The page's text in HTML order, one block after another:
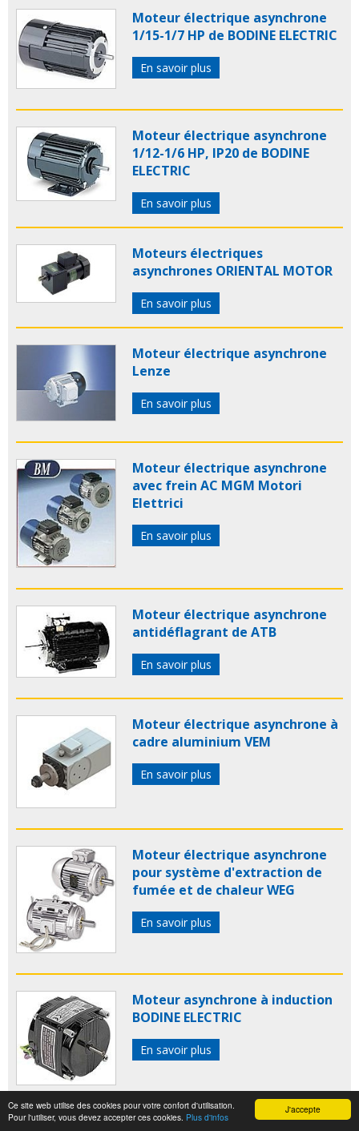
J'accepte
Ce site web utilise des cookies pour votre confort d'utilisation.
Pour l'utiliser, vous devez accepter ces cookies. Plus d'infos
Moteur électrique asynchrone
1/15-1/7 HP de BODINE ELECTRIC
En savoir plus
Moteur électrique asynchrone
1/12-1/6 HP, IP20 de BODINE
ELECTRIC
En savoir plus
Moteurs électriques
asynchrones ORIENTAL MOTOR
En savoir plus
Moteur électrique asynchrone
Lenze
En savoir plus
Moteur électrique asynchrone
avec frein AC MGM Motori
Elettrici
En savoir plus
Moteur électrique asynchrone
antidéflagrant de ATB
En savoir plus
Moteur électrique asynchrone à
cadre aluminium VEM
En savoir plus
Moteur électrique asynchrone
pour système d'extraction de
fumée et de chaleur WEG
En savoir plus
Moteur asynchrone à induction
BODINE ELECTRIC
En savoir plus